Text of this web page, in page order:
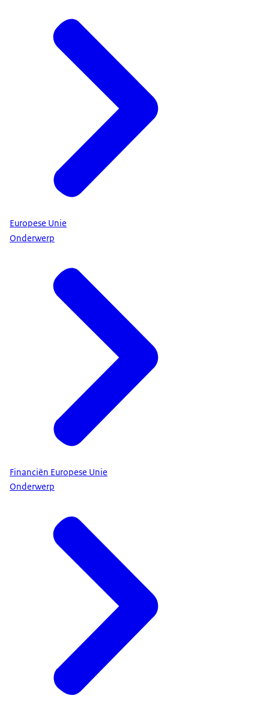
Europese Unie
Onderwerp
Financiën Europese Unie
Onderwerp